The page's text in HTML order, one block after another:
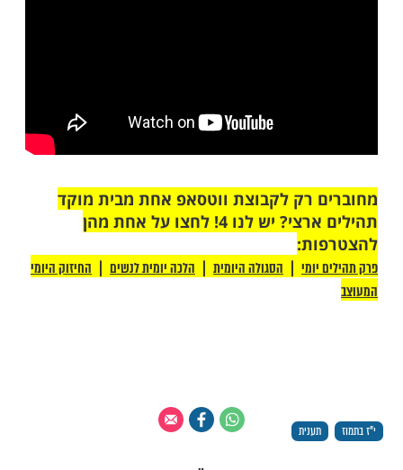
רק לקבוצת ווטסאפ אחת מבית מוקד
תהילים ארצי? יש לנו 4! לחצו על אחת מהן